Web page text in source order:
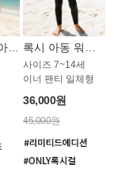
플래닛서프 아동 보드숏 UGB005LPS
사이즈 7~14세
이너 팬티 일체형
36,000원
45,000원